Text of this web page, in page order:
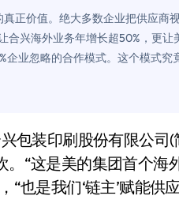
充
告屏！
正价值。绝大多数企业把供应商
兴海外业务年增长超50%，更让
企业忽略的合作模式。这个模式究
“这是美的集团首个海
也是我们‘链主’赋能供